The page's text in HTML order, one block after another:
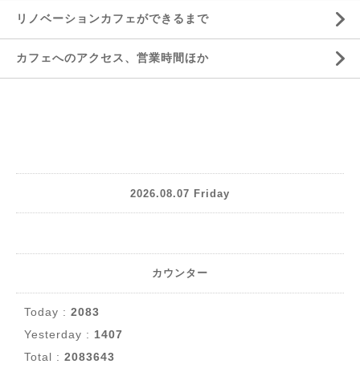
リノベーションカフェができるまで
カフェへのアクセス、営業時間ほか
2026.08.07 Friday
カウンター
Today : 2083
Yesterday : 1407
Total : 2083643